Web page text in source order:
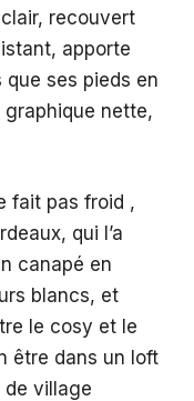
recouvert
apporte
ses pieds en
nette,
fait pas froid ,
qui l’a
canapé en
blancs, et
le cosy et le
être dans un loft
de village